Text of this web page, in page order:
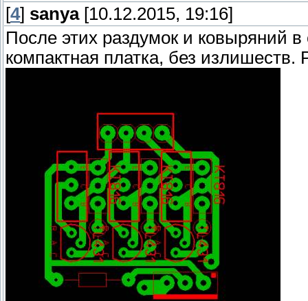
[4] sanya[10.12.2015, 19:16]
После этих раздумок и ковыряний
компактная платка, без